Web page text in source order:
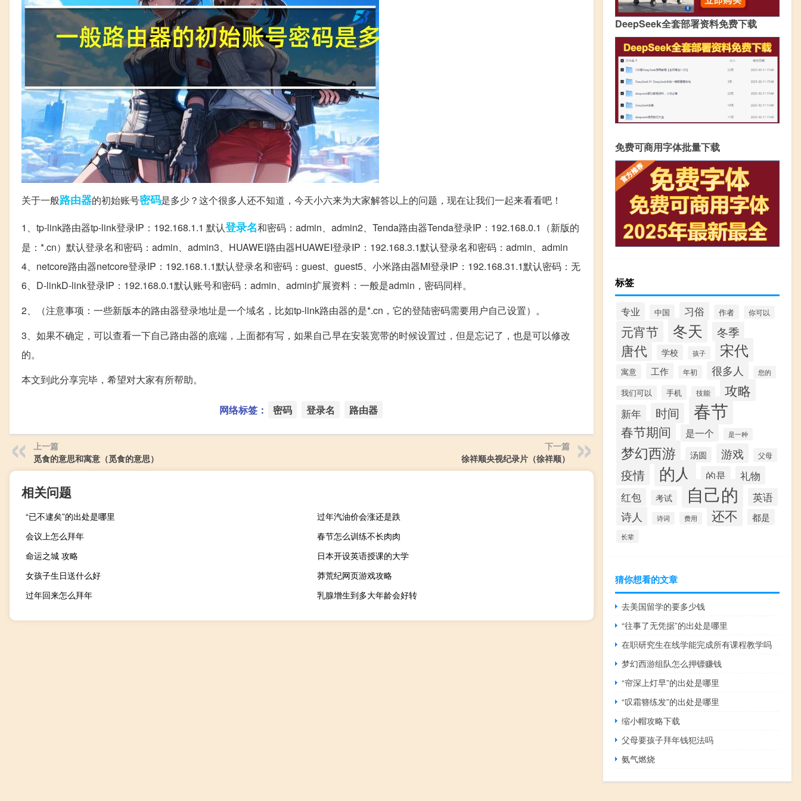
关于一般路由器的初始账号密码是多少？这个很多人还不知道，今天小六来为大家解答以上的问题，现在让我们一起来看看吧！
1、tp-link路由器tp-link登录IP：192.168.1.1 默认登录名和密码：admin、admin2、Tenda路由器Tenda登录IP：192.168.0.1（新版的
是：*.cn）默认登录名和密码：admin、admin3、HUAWEI路由器HUAWEI登录IP：192.168.3.1默认登录名和密码：admin、admin
4、netcore路由器netcore登录IP：192.168.1.1默认登录名和密码：guest、guest5、小米路由器MI登录IP：192.168.31.1默认密码：无
6、D-linkD-link登录IP：192.168.0.1默认账号和密码：admin、admin扩展资料：一般是admin，密码同样。
2、（注意事项：一些新版本的路由器登录地址是一个域名，比如tp-link路由器的是*.cn，它的登陆密码需要用户自己设置）。
3、如果不确定，可以查看一下自己路由器的底端，上面都有写，如果自己早在安装宽带的时候设置过，但是忘记了，也是可以修改
的。
本文到此分享完毕，希望对大家有所帮助。
网络标签： 密码 登录名 路由器
上一篇
觅食的意思和寓意（觅食的意思）
下一篇
徐祥顺央视纪录片（徐祥顺）
相关问题
“已不逮矣”的出处是哪里
过年汽油价会涨还是跌
会议上怎么拜年
春节怎么训练不长肉肉
命运之城 攻略
日本开设英语授课的大学
女孩子生日送什么好
莽荒纪网页游戏攻略
过年回来怎么拜年
乳腺增生到多大年龄会好转
DeepSeek全套部署资料免费下载
免费可商用字体批量下载
标签
专业 中国 习俗 作者 你可以
元宵节 冬天 冬季
唐代 学校 孩子 宋代
寓意 工作 年初 很多人 您的
我们可以 手机 技能 攻略
新年 时间 春节
春节期间 是一个 是一种
梦幻西游 汤圆 游戏 父母
疫情 的人 的是 礼物
红包 考试 自己的 英语
诗人 诗词 费用 还不 都是
长辈
猜你想看的文章
去美国留学的要多少钱
“往事了无凭据”的出处是哪里
在职研究生在线学能完成所有课程教学吗
梦幻西游组队怎么押镖赚钱
“帘深上灯早”的出处是哪里
“叹霜簪练发”的出处是哪里
缩小帽攻略下载
父母要孩子拜年钱犯法吗
氨气燃烧